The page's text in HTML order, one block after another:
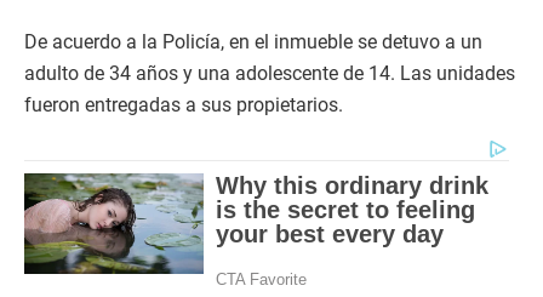
De acuerdo a la Policía, en el inmueble se detuvo a un
adulto de 34 años y una adolescente de 14. Las unidades
fueron entregadas a sus propietarios.